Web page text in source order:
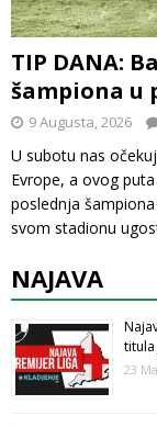
TIP DANA:
šampiona u
9 Augusta, 2026
U subotu nas
Evrope, a ovog
poslednja
svom stadionu
NAJAVA
23